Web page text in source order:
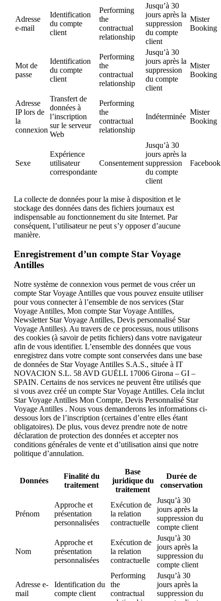
Adresse
e-mail
Identification
du compte
client
Performing
the
contractual
relationship
Jusqu’à 30
jours après la
suppression
du compte
client
Mister
Booking
Mot de
passe
Identification
du compte
client
Performing
the
contractual
relationship
Jusqu’à 30
jours après la
suppression
du compte
client
Mister
Booking
Adresse
IP lors de
la
connexion
Transfert de
données à
l’inscription
sur le serveur
Web
Performing
the
contractual
relationship
Indéterminée
Mister
Booking
Sexe
Expérience
utilisateur
correspondante
Consentement
Jusqu’à 30
jours après la
suppression
du compte
client
Facebook
La collecte de données pour la mise à disposition et le
stockage des données dans des fichiers journaux est
indispensable au fonctionnement du site Internet. Par
conséquent, l’utilisateur ne peut s’y opposer d’aucune
manière.
Enregistrement d’un compte Star Voyage
Antilles
Notre système de connexion vous permet de vous créer un
compte Star Voyage Antilles que vous pouvez ensuite utiliser
pour vous connecter à l’ensemble de nos services (Star
Voyage Antilles, Mon compte Star Voyage Antilles,
Newsletter Star Voyage Antilles, Devis personnalisé Star
Voyage Antilles). Au travers de ce processus, nous utilisons
des cookies (à savoir de petits fichiers) dans votre navigateur
afin de vous identifier. L’ensemble des données que vous
enregistrez dans votre compte sont conservées dans une base
de données de Star Voyage Antilles S.A.S., située à IT
NOVACION S.L. 58 AVD GUËLL 17006 Girona – GI –
SPAIN. Certains de nos services ne peuvent être utilisés que
si vous avez créé un compte Star Voyage Antilles. Cela inclut
Star Voyage Antilles Mon Compte, Devis Personnalisé Star
Voyage Antilles . Nous vous demanderons les informations ci-
dessous lors de l’inscription (certaines d’entre elles étant
obligatoires). De plus, vous devez prendre note de notre
déclaration de protection des données et accepter nos
conditions générales de vente et d’utilisation ainsi que notre
politique d’annulation.
Données
Finalité du
traitement
Base
juridique du
traitement
Durée de
conservation
Prénom
Approche et
présentation
personnalisées
Exécution de
la relation
contractuelle
Jusqu’à 30
jours après la
suppression du
compte client
Nom
Approche et
présentation
personnalisées
Exécution de
la relation
contractuelle
Jusqu’à 30
jours après la
suppression du
compte client
Adresse e-
mail
Identification du
compte client
Performing
the
contractual
Jusqu’à 30
jours après la
suppression du